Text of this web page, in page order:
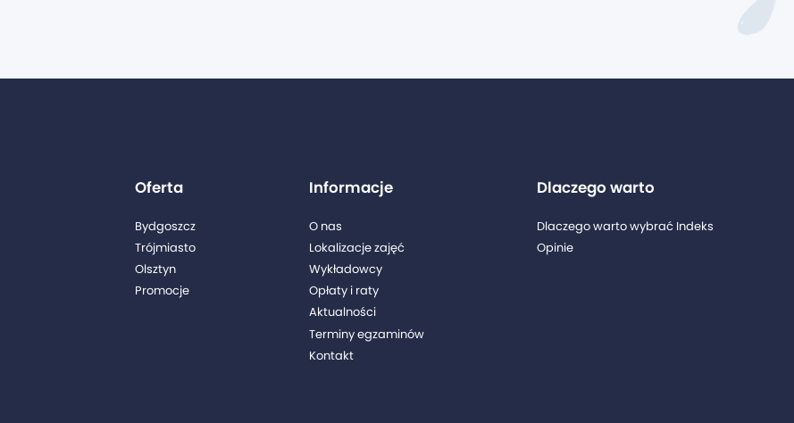
Oferta
Bydgoszcz
Trójmiasto
Olsztyn
Promocje
Informacje
O nas
Lokalizacje zajęć
Wykładowcy
Opłaty i raty
Aktualności
Terminy egzaminów
Kontakt
Dlaczego warto
Dlaczego warto wybrać Indeks
Opinie